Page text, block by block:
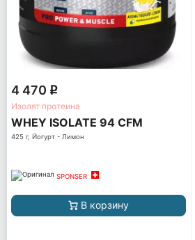
4 470 q
Изолят протеина
WHEY ISOLATE 94 CFM
425 г, Йогурт - Лимон
SPONSER
В корзину